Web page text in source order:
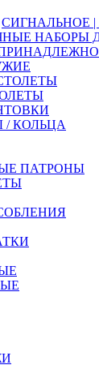
СИГНАЛЬНОЕ
НАБОРЫ
/ КОЛЬЦА
ПАТРОНЫ